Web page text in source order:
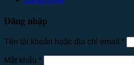
Đăng nhập
Tên tài khoản hoặc địa chỉ email *
Mật khẩu *